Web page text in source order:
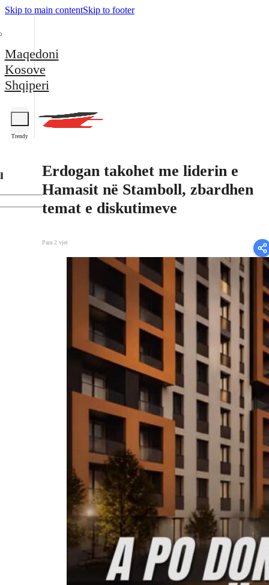
Skip to main contentSkip to footer
Maqedoni
Kosove
Shqiperi
Trendy
Erdogan takohet me liderin e
Hamasit në Stamboll, zbardhen
temat e diskutimeve
Para 2 vjet